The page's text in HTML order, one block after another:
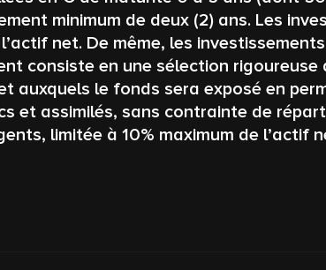
minimum de deux (2) ans. Les
net. De même, les
consiste en une sélection rigoureuse
auxquels le fonds sera exposé en
et assimilés, sans contrainte de
limitée à 10% maximum de l’actif